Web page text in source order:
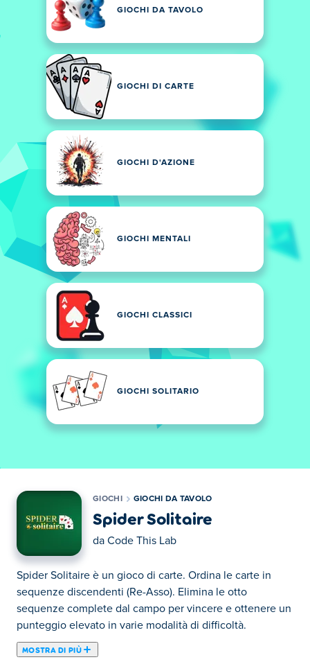
GIOCHI DA TAVOLO
GIOCHI DI CARTE
GIOCHI D'AZIONE
GIOCHI MENTALI
GIOCHI CLASSICI
GIOCHI SOLITARIO
GIOCHI GIOCHI DA TAVOLO
Spider Solitaire
da Code This Lab
Spider Solitaire è un gioco di carte. Ordina le carte in
sequenze discendenti (Re-Asso). Elimina le otto
sequenze complete dal campo per vincere e ottenere un
punteggio elevato in varie modalità di difficoltà.
MOSTRA DI PIÙ